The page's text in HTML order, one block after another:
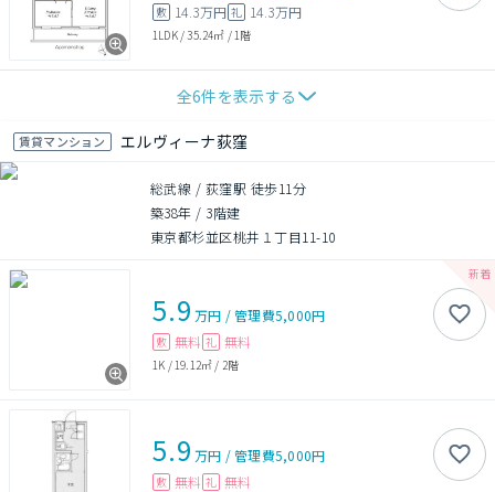
敷 14.3万円 礼 14.3万円
1LDK/35.24㎡ / 1階
全6件を表示する
賃貸マンション エルヴィーナ荻窪
総武線 / 荻窪駅 徒歩11分
築38年 / 3階建
東京都杉並区桃井１丁目11-10
5.9 万円 /管理費5,000円
敷 無料 礼 無料
1K / 19.12㎡ / 2階
5.9 万円 /管理費5,000円
敷 無料 礼 無料